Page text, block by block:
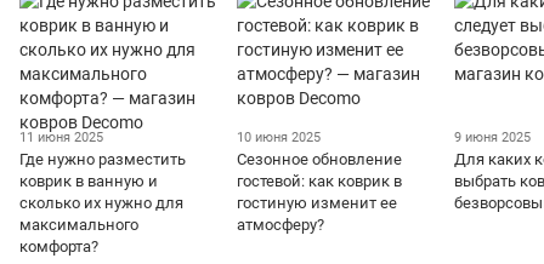
11 июня 2025
Где нужно разместить
коврик в ванную и
сколько их нужно для
максимального
комфорта?
10 июня 2025
Сезонное обновление
гостевой: как коврик в
гостиную изменит ее
атмосферу?
9 июня 2025
Для каких
выбрать